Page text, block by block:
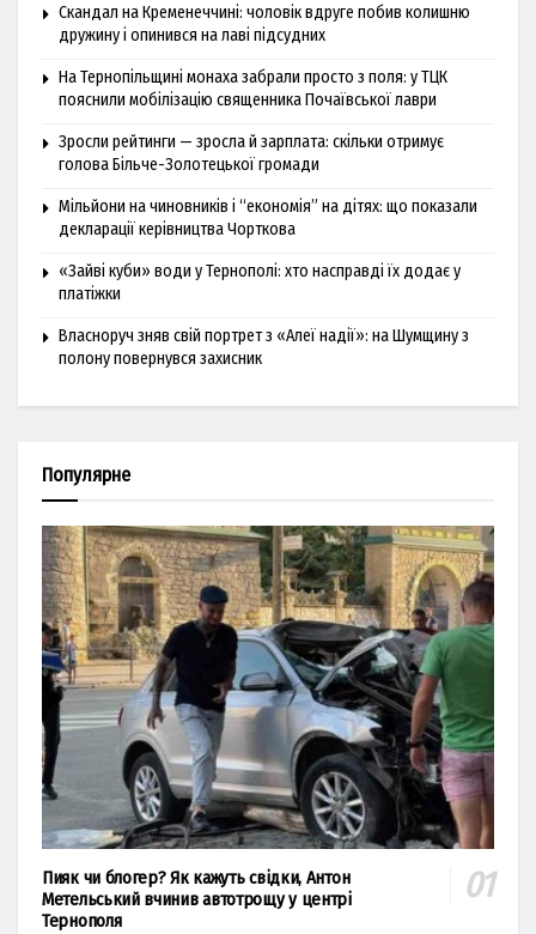
Скандал на Кременеччині: чоловік вдруге побив колишню
дружину і опинився на лаві підсудних
На Тернопільщині монаха забрали просто з поля: у ТЦК
пояснили мобілізацію священника Почаївської лаври
Зросли рейтинги — зросла й зарплата: скільки отримує
голова Більче-Золотецької громади
Мільйони на чиновників і “економія” на дітях: що показали
декларації керівництва Чорткова
«Зайві куби» води у Тернополі: хто насправді їх додає у
платіжки
Власноруч зняв свій портрет з «Алеї надії»: на Шумщину з
полону повернувся захисник
Популярне
Пияк чи блогер? Як кажуть свідки, Антон
Метельський вчинив автотрощу у центрі
Тернополя